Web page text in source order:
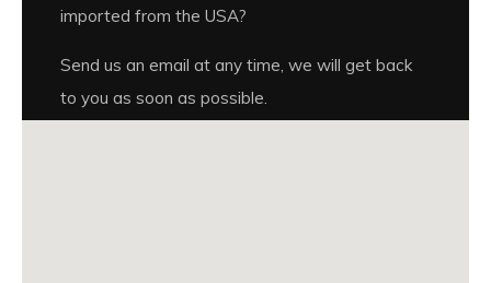
imported from the USA?
Send us an email at any time, we will get back
to you as soon as possible.